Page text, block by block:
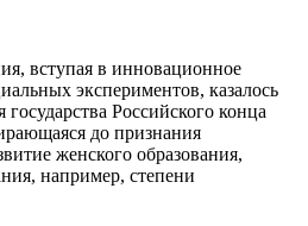
вступая в инновационное
экспериментов, казалось
Российского конца
до признания
женского образования,
например, степени